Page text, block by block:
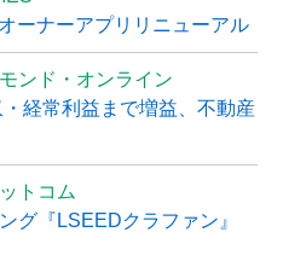
ーナーアプリリニューアル
ンド・オンライン
経常利益まで増益、不動産
トコム
グ『LSEEDクラファン』